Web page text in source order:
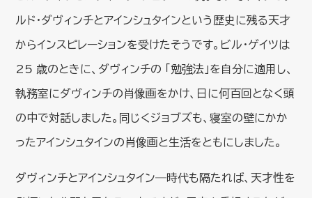
ルド・ダヴィンチとアインシュタインという歴史に残る天才
からインスピレーションを受けたそうです。ビル・ゲイツは
25 歳のときに、ダヴィンチの 「勉強法」を自分に適用し、
執務室にダヴィンチの肖像画をかけ、日に何百回となく頭
の中で対話しました。同じくジョブズも、寝室の壁にかか
ったアインシュタインの肖像画と生活をともにしました。
ダヴィンチとアインシュタイン―時代も隔たれば、天才性を